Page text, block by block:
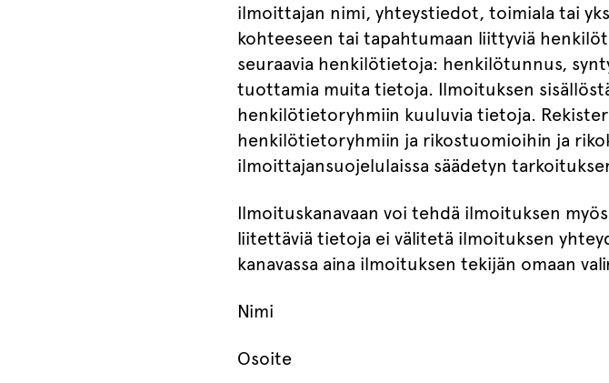
ilmoittajan nimi, yhteystiedot, toimiala tai
kohteeseen tai tapahtumaan liittyviä
seuraavia henkilötietoja: henkilötunnus,
tuottamia muita tietoja. Ilmoituksen
henkilötietoryhmiin kuuluvia tietoja.
henkilötietoryhmiin ja rikostuomioihin ja
ilmoittajansuojelulaissa säädetyn
Ilmoituskanavaan voi tehdä ilmoituksen
liitettäviä tietoja ei välitetä ilmoituksen
kanavassa aina ilmoituksen tekijän omaan
Nimi
Osoite